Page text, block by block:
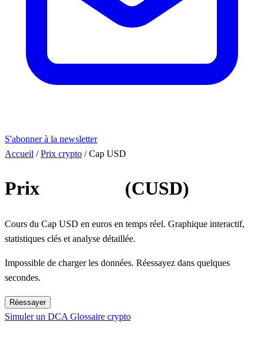
S'abonner à la newsletter
Accueil / Prix crypto / Cap USD
Prix (CUSD)
Cours du Cap USD en euros en temps réel. Graphique interactif,
statistiques clés et analyse détaillée.
Impossible de charger les données. Réessayez dans quelques
secondes.
Réessayer
Simuler un DCA Glossaire crypto